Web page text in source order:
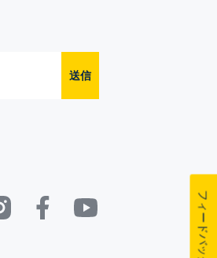
送信
フィードバック